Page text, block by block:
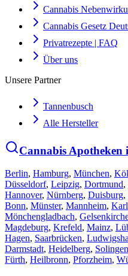
Cannabis
Cannabis Gesetz
Privatrezepte | FAQ
Über uns
Unsere Partner
Tannenbusch
Alle Hersteller
Cannabis Apotheken
Berlin, Hamburg, München,
Düsseldorf, Leipzig, Dortmund,
Hannover, Nürnberg, Duisburg,
Bonn, Münster, Mannheim,
Mönchengladbach,
Magdeburg, Krefeld, Mainz,
Hagen, Saarbrücken,
Darmstadt, Heidelberg, Solingen
Fürth, Heilbronn, Pforzheim,